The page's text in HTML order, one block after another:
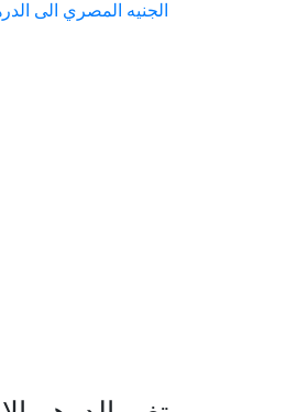
الجنيه المصري الى